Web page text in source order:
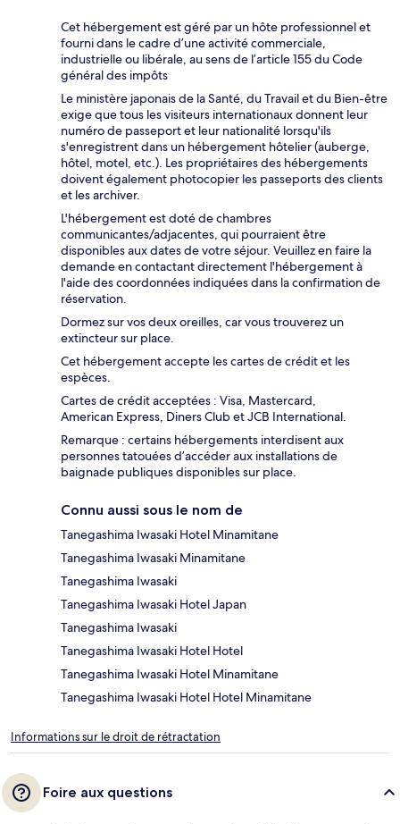
Cet hébergement est géré par un hôte professionnel et
fourni dans le cadre d’une activité commerciale,
industrielle ou libérale, au sens de l’article 155 du Code
général des impôts
Le ministère japonais de la Santé, du Travail et du Bien-être
exige que tous les visiteurs internationaux donnent leur
numéro de passeport et leur nationalité lorsqu'ils
s'enregistrent dans un hébergement hôtelier (auberge,
hôtel, motel, etc.). Les propriétaires des hébergements
doivent également photocopier les passeports des clients
et les archiver.
L'hébergement est doté de chambres
communicantes/adjacentes, qui pourraient être
disponibles aux dates de votre séjour. Veuillez en faire la
demande en contactant directement l'hébergement à
l'aide des coordonnées indiquées dans la confirmation de
réservation.
Dormez sur vos deux oreilles, car vous trouverez un
extincteur sur place.
Cet hébergement accepte les cartes de crédit et les
espèces.
Cartes de crédit acceptées : Visa, Mastercard,
American Express, Diners Club et JCB International.
Remarque : certains hébergements interdisent aux
personnes tatouées d’accéder aux installations de
baignade publiques disponibles sur place.
Connu aussi sous le nom de
Tanegashima Iwasaki Hotel Minamitane
Tanegashima Iwasaki Minamitane
Tanegashima Iwasaki
Tanegashima Iwasaki Hotel Japan
Tanegashima Iwasaki
Tanegashima Iwasaki Hotel Hotel
Tanegashima Iwasaki Hotel Minamitane
Tanegashima Iwasaki Hotel Hotel Minamitane
Informations sur le droit de rétractation
Foire aux questions